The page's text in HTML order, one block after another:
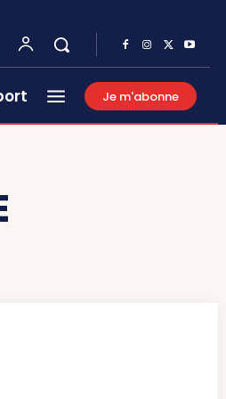
Je m'abonne